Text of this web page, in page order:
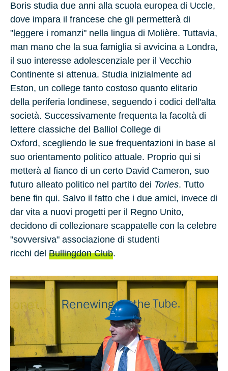
Boris studia due anni alla scuola europea di Uccle,
dove impara il francese che gli permetterà di
"leggere i romanzi" nella lingua di Molière. Tuttavia,
man mano che la sua famiglia si avvicina a Londra,
il suo interesse adolescenziale per il Vecchio
Continente si attenua. Studia inizialmente ad
Eston, un college tanto costoso quanto elitario
della periferia londinese, seguendo i codici dell'alta
società. Successivamente frequenta la facoltà di
lettere classiche del Balliol College di
Oxford, scegliendo le sue frequentazioni in base al
suo orientamento politico attuale. Proprio qui si
metterà al fianco di un certo David Cameron, suo
futuro alleato politico nel partito dei Tories. Tutto
bene fin qui. Salvo il fatto che i due amici, invece di
dar vita a nuovi progetti per il Regno Unito,
decidono di collezionare scappatelle con la celebre
"sovversiva" associazione di studenti
ricchi del Bullingdon Club.